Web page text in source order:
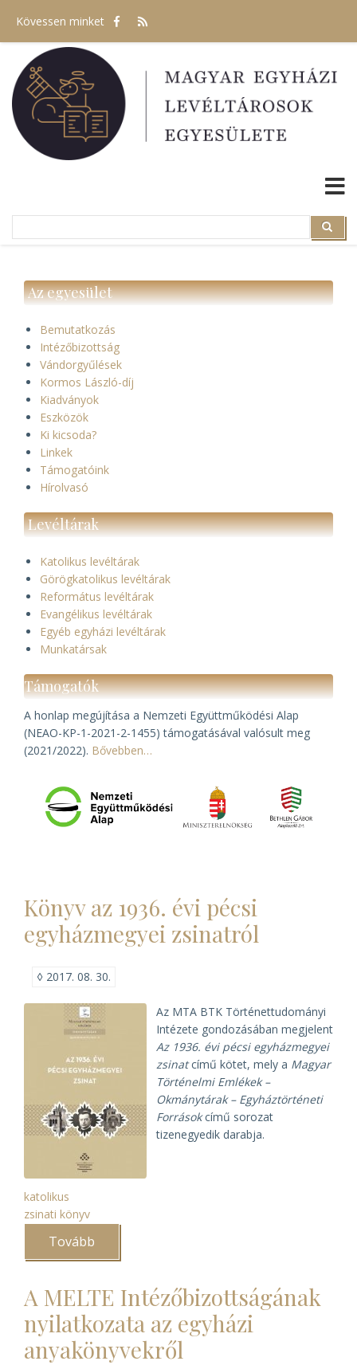
tartalomra
Kövessen minket
Search
Az egyesület
Bemutatkozás
Intézőbizottság
Vándorgyűlések
Kormos László-díj
Kiadványok
Eszközök
Ki kicsoda?
Linkek
Támogatóink
Hírolvasó
Levéltárak
Katolikus levéltárak
Görögkatolikus levéltárak
Református levéltárak
Evangélikus levéltárak
Egyéb egyházi levéltárak
Munkatársak
Támogatók
A honlap megújítása a Nemzeti Együttműködési Alap
(NEAO-KP-1-2021-2-1455) támogatásával valósult meg
(2021/2022). Bővebben…
Könyv az 1936. évi pécsi
egyházmegyei zsinatról
◊ 2017. 08. 30.
Az MTA BTK Történettudományi
Intézete gondozásában megjelent
Az 1936. évi pécsi egyházmegyei
zsinatcímű kötet, mely a Magyar
Történelmi Emlékek –
Okmánytárak – Egyháztörténeti
Forrásokcímű sorozat
tizenegyedik darabja.
katolikus
zsinati könyv
Tovább
1936.
pécsi
egyházmegyei
zsinatról)
A MELTE Intézőbizottságának
nyilatkozata az egyházi
anyakönyvekről